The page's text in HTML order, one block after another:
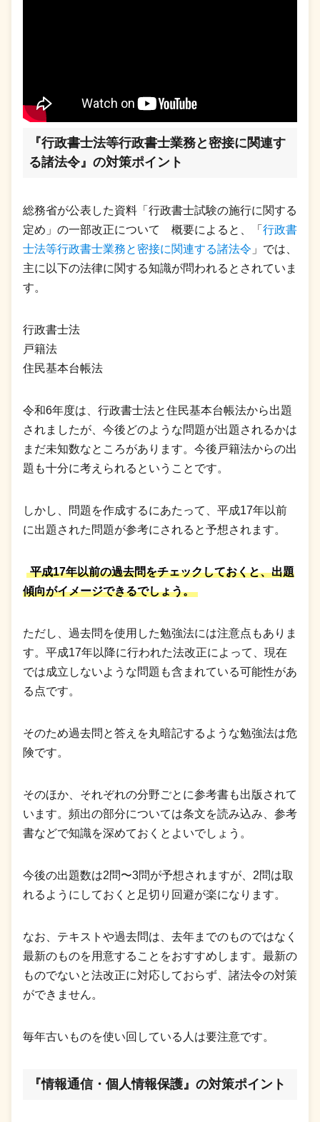
『行政書士法等行政書士業務と密接に関連す
る諸法令』の対策ポイント
総務省が公表した資料「行政書士試験の施行に関する
定め」の一部改正について 概要によると、「 行政書
士法等行政書士業務と密接に関連する諸法令 」では、
主に以下の法律に関する知識が問われるとされていま
す。
行政書士法
戸籍法
住民基本台帳法
令和6年度は、行政書士法と住民基本台帳法から出題
されましたが、今後どのような問題が出題されるかは
まだ未知数なところがあります。今後戸籍法からの出
題も十分に考えられるということです。
しかし、問題を作成するにあたって、平成17年以前
に出題された問題が参考にされると予想されます。
平成17年以前の過去問をチェックしておくと、出題
傾向がイメージできるでしょう。
ただし、過去問を使用した勉強法には注意点もありま
す。平成17年以降に行われた法改正によって、現在
では成立しないような問題も含まれている可能性があ
る点です。
そのため過去問と答えを丸暗記するような勉強法は危
険です。
そのほか、それぞれの分野ごとに参考書も出版されて
います。頻出の部分については条文を読み込み、参考
書などで知識を深めておくとよいでしょう。
今後の出題数は2問〜3問が予想されますが、2問は取
れるようにしておくと足切り回避が楽になります。
なお、テキストや過去問は、去年までのものではなく
最新のものを用意することをおすすめします。最新の
ものでないと法改正に対応しておらず、諸法令の対策
ができません。
毎年古いものを使い回している人は要注意です。
『情報通信・個人情報保護』の対策ポイント